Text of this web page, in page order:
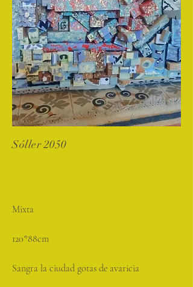
Sóller 2050
Mixta
120*88cm
Sangra la ciudad gotas de avaricia